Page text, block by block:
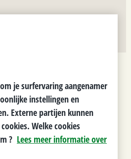
je surfervaring aangenamer
instellingen en
Externe partijen kunnen
Welke cookies
? Lees meer informatie over